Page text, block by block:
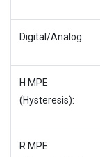
Digital/Analog:
H MPE
(Hysteresis):
R MPE